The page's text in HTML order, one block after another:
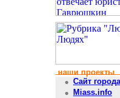
наши проекты
Сайт
Miass.info